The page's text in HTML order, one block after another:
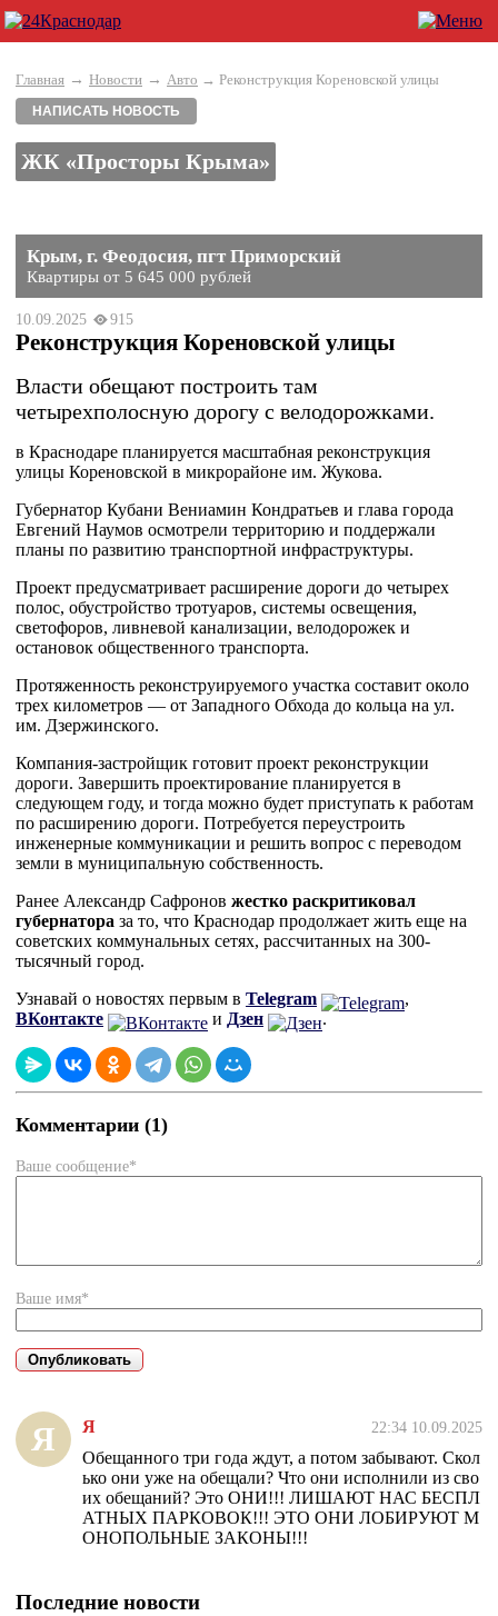
Главная → Новости → Авто → Реконструкция Кореновской улицы
НАПИСАТЬ НОВОСТЬ
ЖК «Просторы Крыма»
Крым, г. Феодосия, пгт Приморский
Квартиры от 5 645 000 рублей
10.09.2025 915
Реконструкция Кореновской улицы
Власти обещают построить там
четырехполосную дорогу с велодорожками.
в Краснодаре планируется масштабная реконструкция
улицы Кореновской в микрорайоне им. Жукова.
Губернатор Кубани Вениамин Кондратьев и глава города
Евгений Наумов осмотрели территорию и поддержали
планы по развитию транспортной инфраструктуры.
Проект предусматривает расширение дороги до четырех
полос, обустройство тротуаров, системы освещения,
светофоров, ливневой канализации, велодорожек и
остановок общественного транспорта.
Протяженность реконструируемого участка составит около
трех километров — от Западного Обхода до кольца на ул.
им. Дзержинского.
Компания-застройщик готовит проект реконструкции
дороги. Завершить проектирование планируется в
следующем году, и тогда можно будет приступать к работам
по расширению дороги. Потребуется переустроить
инженерные коммуникации и решить вопрос с переводом
земли в муниципальную собственность.
Ранее Александр Сафронов жестко раскритиковал
губернатора за то, что Краснодар продолжает жить еще на
советских коммунальных сетях, рассчитанных на 300-
тысячный город.
Узнавай о новостях первым в Telegram
,
ВКонтакте
и Дзен .
Комментарии (1)
Ваше сообщение*
Ваше имя*
Я Я 22:34 10.09.2025
Обещанного три года ждут, а потом забывают. Скол
ько они уже на обещали? Что они исполнили из сво
их обещаний? Это ОНИ!!! ЛИШАЮТ НАС БЕСПЛ
АТНЫХ ПАРКОВОК!!! ЭТО ОНИ ЛОБИРУЮТ М
ОНОПОЛЬНЫЕ ЗАКОНЫ!!!
Последние новости